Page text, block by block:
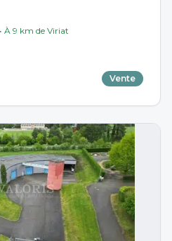
• À 9 km de Viriat
Vente